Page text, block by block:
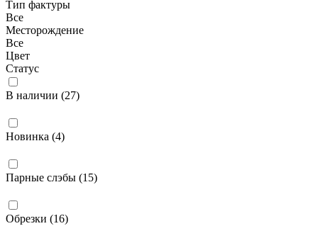
Тип фактуры
Все
Месторождение
Все
Цвет
Статус
В наличии (27)
Новинка (4)
Парные слэбы (15)
Обрезки (16)